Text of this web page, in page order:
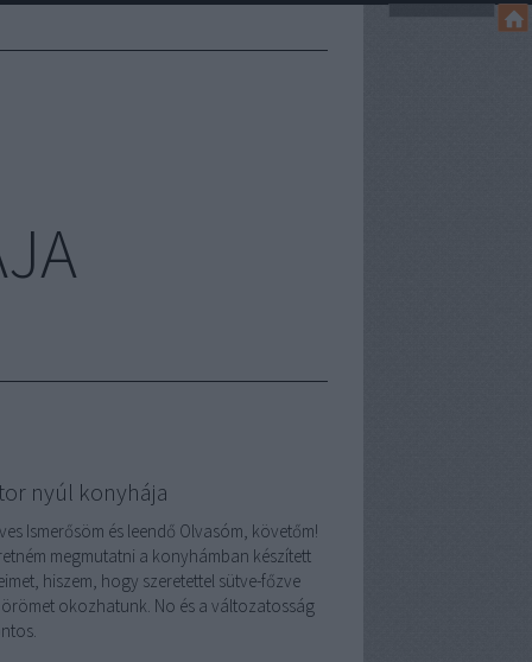
nyúl konyhája
Ismerősöm és leendő Olvasóm, követőm!
megmutatni a konyhámban készített
hiszem, hogy szeretettel sütve-főzve
okozhatunk. No és a változatosság